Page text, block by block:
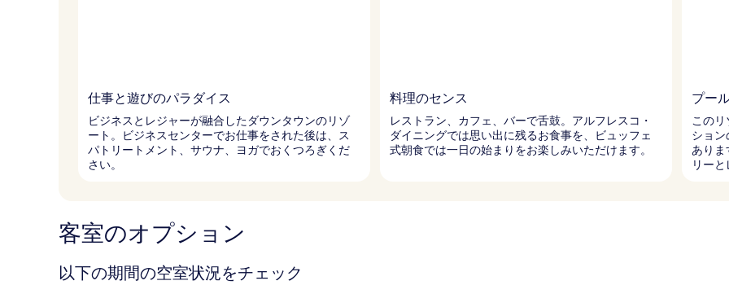
仕事と遊びのパラダイス
ビジネスとレジャーが融合したダウンタウンのリゾ
ート。ビジネスセンターでお仕事をされた後は、ス
パトリートメント、サウナ、ヨガでおくつろぎくだ
さい。
料理のセンス
レストラン、カフェ、バーで舌鼓。アルフレスコ・
ダイニングでは思い出に残るお食事を、ビュッフェ
式朝食では一日の始まりをお楽しみいただけます。
プー
この
ショ
ありま
リー
客室のオプション
以下の期間の空室状況をチェック